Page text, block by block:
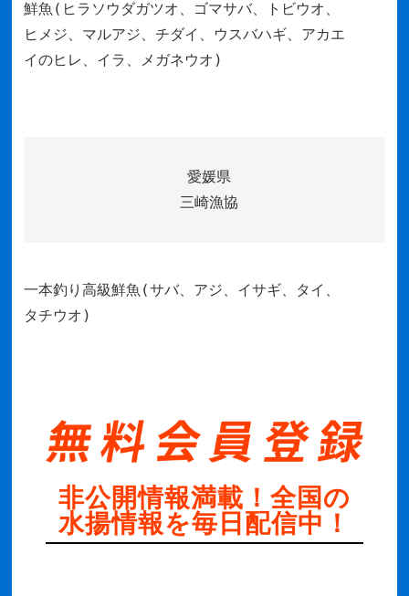
鮮魚(ヒラソウダガツオ、ゴマサバ、トビウオ、
ヒメジ、マルアジ、チダイ、ウスバハギ、アカエ
イのヒレ、イラ、メガネウオ)
愛媛県
三崎漁協
一本釣り高級鮮魚(サバ、アジ、イサギ、タイ、
タチウオ)
非公開情報満載！全国の
水揚情報を毎日配信中！